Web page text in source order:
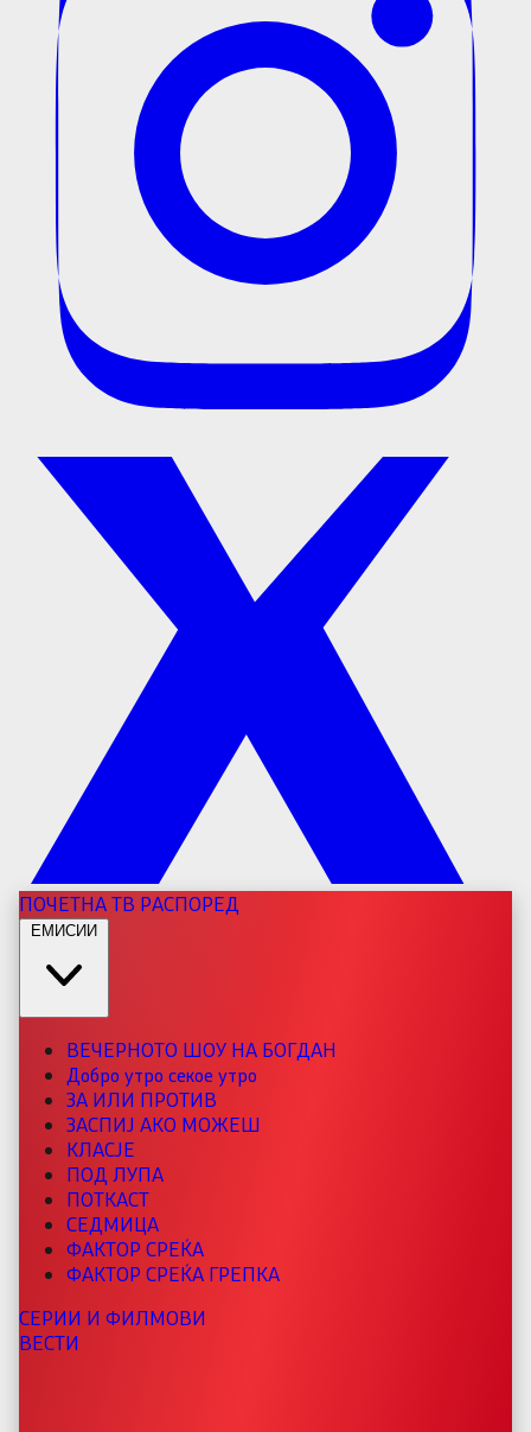
ПОЧЕТНАТВ РАСПОРЕД
ЕМИСИИ
ВЕЧЕРНОТО ШОУ НА БОГДАН
Добро утро секое утро
ЗА ИЛИ ПРОТИВ
ЗАСПИЈ АКО МОЖЕШ
КЛАСЈЕ
ПОД ЛУПА
ПОТКАСТ
СЕДМИЦА
ФАКТОР СРЕЌА
ФАКТОР СРЕЌА ГРЕПКА
СЕРИИ И ФИЛМОВИ
ВЕСТИ